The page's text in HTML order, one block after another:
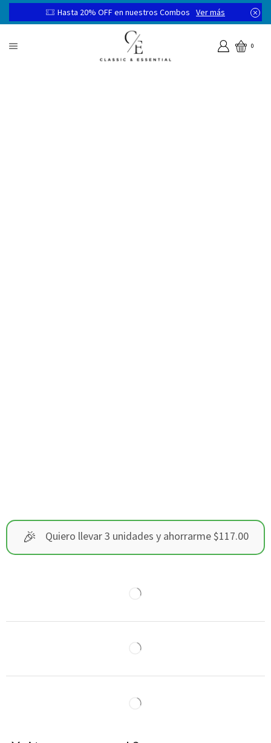
Hasta 20% OFF en nuestros Combos Ver más
0
🎉 Quiero llevar 3 unidades y ahorrarme $117.00